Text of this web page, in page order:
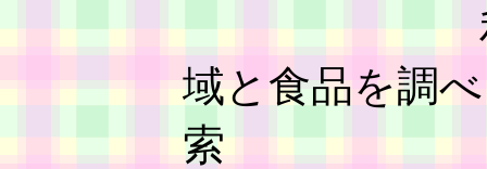
利用の
域と食品を調